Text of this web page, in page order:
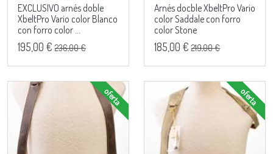
EXCLUSIVO arnés doble
XbeltPro Vario color Blanco
con forro color ...
195,00 € 236,00 €
Arnés docble XbeltPro Vario
color Saddale con forro
color Stone
185,00 € 219,00 €
oferta oferta